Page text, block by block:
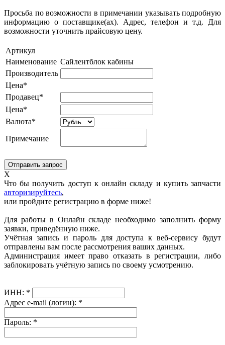
Просьба по возможности в примечании указывать подробную
информацию о поставщике(ах). Адрес, телефон и т.д. Для
возможности уточнить прайсовую цену.
Артикул
Наименование Сайлентблок кабины
Производитель
Цена*
Продавец*
Цена*
Валюта*
Примечание
X
Что бы получить доступ к онлайн складу и купить запчасти
авторизируйтесь,
или пройдите регистрацию в форме ниже!
Для работы в Онлайн складе необходимо заполнить форму
заявки, приведённую ниже.
Учётная запись и пароль для доступа к веб-сервису будут
отправлены вам после рассмотрения ваших данных.
Администрация имеет право отказать в регистрации, либо
заблокировать учётную запись по своему усмотрению.
ИНН: *
Адрес e-mail (логин): *
Пароль: *